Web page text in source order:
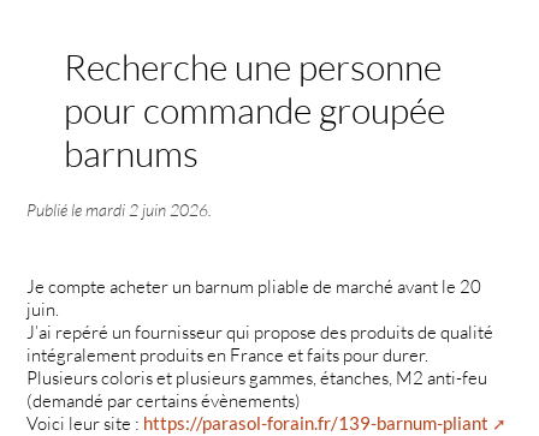
Recherche une personne
pour commande groupée
barnums
Publié lemardi 2 juin 2026
Je compte acheter un barnum pliable de marché avant le 20
juin.
J’ai repéré un fournisseur qui propose des produits de qualité
intégralement produits en France et faits pour durer.
Plusieurs coloris et plusieurs gammes, étanches, M2 anti-feu
(demandé par certains évènements)
Voici leur site : https://parasol-forain.fr/139-barnum-pliant